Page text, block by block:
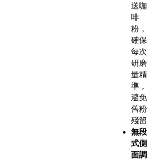
送咖
啡
粉，
確保
每次
研磨
量精
準，
避免
舊粉
殘留
無段
式側
面調